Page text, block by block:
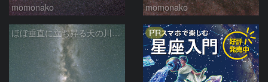
momonako momonako
ほぼ垂直に立ち昇る天の川銀河 PR